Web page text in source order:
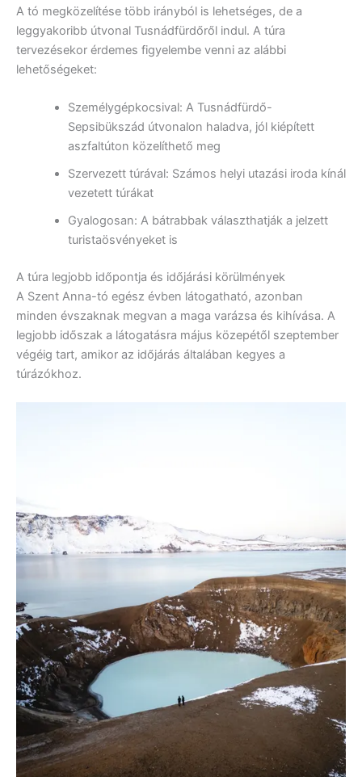
A tó megközelítése több irányból is lehetséges, de a
leggyakoribb útvonal Tusnádfürdőről indul. A túra
tervezésekor érdemes figyelembe venni az alábbi
lehetőségeket:
Személygépkocsival: A Tusnádfürdő-
Sepsibükszád útvonalon haladva, jól kiépített
aszfaltúton közelíthető meg
Szervezett túrával: Számos helyi utazási iroda kínál
vezetett túrákat
Gyalogosan: A bátrabbak választhatják a jelzett
turistaösvényeket is
A túra legjobb időpontja és időjárási körülmények
A Szent Anna-tó egész évben látogatható, azonban
minden évszaknak megvan a maga varázsa és kihívása. A
legjobb időszak a látogatásra május közepétől szeptember
végéig tart, amikor az időjárás általában kegyes a
túrázókhoz.